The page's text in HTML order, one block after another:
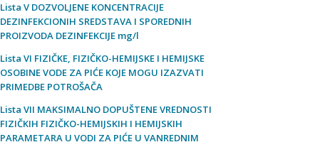
Lista V DOZVOLJENE KONCENTRACIJE
DEZINFEKCIONIH SREDSTAVA I SPOREDNIH
PROIZVODA DEZINFEKCIJE mg/l
Lista VI FIZIČKE, FIZIČKO-HEMIJSKE I HEMIJSKE
OSOBINE VODE ZA PIĆE KOJE MOGU IZAZVATI
PRIMEDBE POTROŠAČA
Lista VII MAKSIMALNO DOPUŠTENE VREDNOSTI
FIZIČKIH FIZIČKO-HEMIJSKIH I HEMIJSKIH
PARAMETARA U VODI ZA PIĆE U VANREDNIM